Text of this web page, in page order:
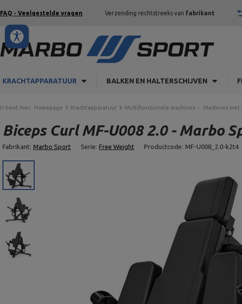
FAQ - Veelgestelde vragen Verzending rechtstreeks van fabrikant
KRACHTAPPARATUUR BALKEN EN HALTERSCHIJVEN
U bent hier: Homepage Krachtapparatuur Multifunctionele machines Machines
Biceps Curl MF-U008 2.0 - Marbo
Fabrikant: Marbo Sport Serie: Free Weight Productcode: MF-U008_2.0-k2t4